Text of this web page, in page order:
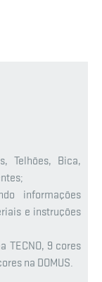
Telhões, Bica,
informações
e instruções
TECNO, 9 cores
na DOMUS.